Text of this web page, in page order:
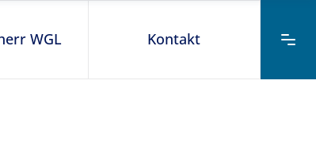
WGL Kontakt